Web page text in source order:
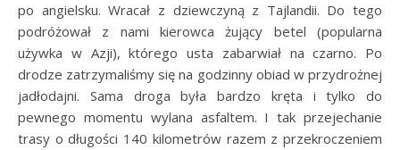
po angielsku. Wracał z dziewczyną z Tajlandii. Do tego
podróżował z nami kierowca żujący betel (popularna
używka w Azji), którego usta zabarwiał na czarno. Po
drodze zatrzymaliśmy się na godzinny obiad w przydrożnej
jadłodajni. Sama droga była bardzo kręta i tylko do
pewnego momentu wylana asfaltem. I tak przejechanie
trasy o długości 140 kilometrów razem z przekroczeniem